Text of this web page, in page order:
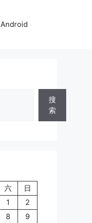
Android
搜
索
六
日
1
2
8
9